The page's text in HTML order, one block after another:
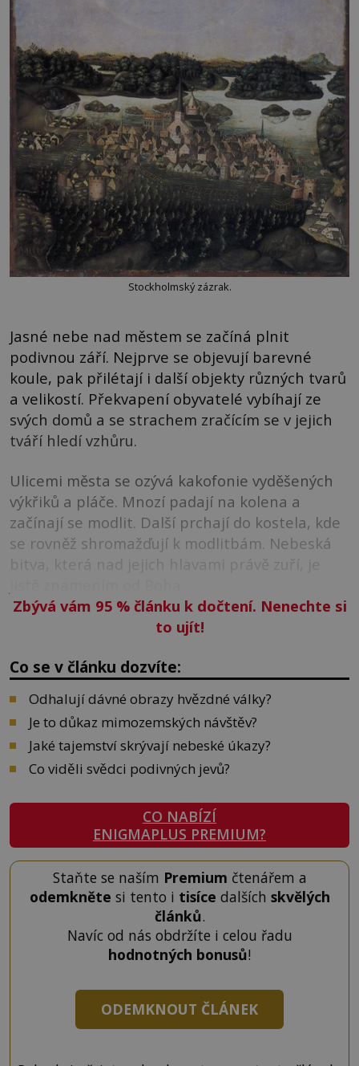
Stockholmský zázrak.
Jasné nebe nad městem se začíná plnit
podivnou září. Nejprve se objevují barevné
koule, pak přilétají i další objekty různých tvarů
a velikostí. Překvapení obyvatelé vybíhají ze
svých domů a se strachem zračícím se v jejich
tváří hledí vzhůru.
Ulicemi města se ozývá kakofonie vyděšených
výkřiků a pláče. Mnozí padají na kolena a
začínají se modlit. Další prchají do kostela, kde
se rovněž shromažďují k modlitbám. Nebeská
bitva, která nad jejich hlavami právě zuří, je
Zbývá vám 95 %článku k dočtení. Nenechte si
to ujít!
Co se v článku dozvíte:
Odhalují dávné obrazy hvězdné války?
Je to důkaz mimozemských návštěv?
Jaké tajemství skrývají nebeské úkazy?
Co viděli svědci podivných jevů?
CO NABÍZÍ
ENIGMAPLUS PREMIUM?
Staňte se naším Premium čtenářem a
odemkněte si tento i tisíce dalších skvělých
článků.
Navíc od nás obdržíte i celou řadu
hodnotných bonusů!
ODEMKNOUT ČLÁNEK